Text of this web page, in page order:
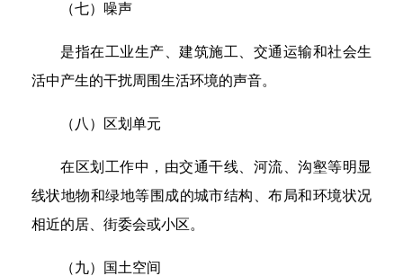
（七）噪声
是指在工业生产、建筑施工、交通运输和社会生
活中产生的干扰周围生活环境的声音。
（八）区划单元
在区划工作中，由交通干线、河流、沟壑等明显
线状地物和绿地等围成的城市结构、布局和环境状况
相近的居、街委会或小区。
（九）国土空间